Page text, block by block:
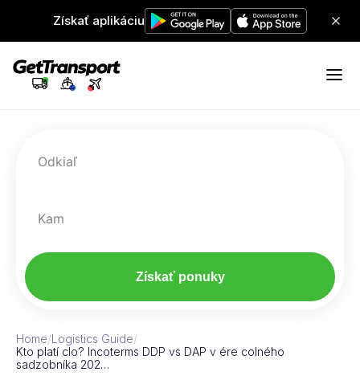
Získať aplikáciu
Odkiaľ
Kam
Získať ponuky
Home/Logistics Guide/
Kto platí clo? Incoterms DDP vs DAP v ére colného
sadzobníka 202…